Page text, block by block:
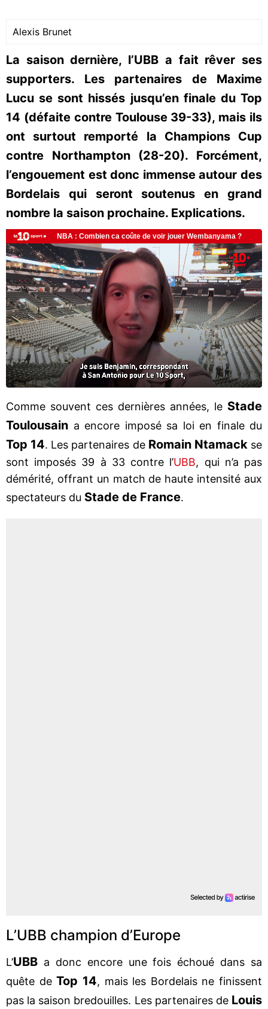
Alexis Brunet
La saison dernière, l’UBB a fait rêver ses
supporters. Les partenaires de Maxime
Lucu se sont hissés jusqu’en finale du Top
14 (défaite contre Toulouse 39-33), mais ils
ont surtout remporté la Champions Cup
contre Northampton (28-20). Forcément,
l’engouement est donc immense autour des
Bordelais qui seront soutenus en grand
nombre la saison prochaine. Explications.
Comme souvent ces dernières années, le Stade
Toulousain a encore imposé sa loi en finale du
Top 14. Les partenaires deRomain Ntamack se
sont imposés 39 à 33 contre l’UBB, qui n’a pas
démérité, offrant un match de haute intensité aux
spectateurs du Stade de France.
L’UBB champion d’Europe
L’UBB a donc encore une fois échoué dans sa
quête deTop 14, mais les Bordelais ne finissent
pas la saison bredouilles. Les partenaires de Louis